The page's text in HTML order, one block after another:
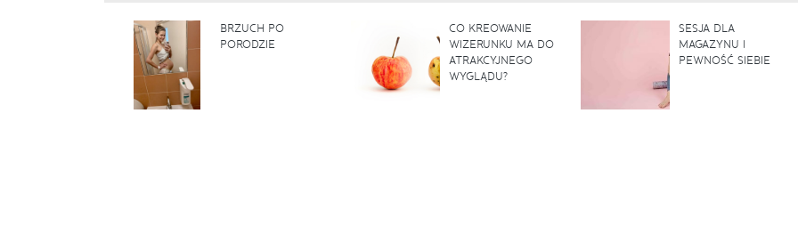
BRZUCH PO
PORODZIE
CO KREOWANIE
WIZERUNKU MA DO
ATRAKCYJNEGO
WYGLĄDU?
SESJA DLA
MAGAZYNU I
PEWNOŚĆ SIEBIE